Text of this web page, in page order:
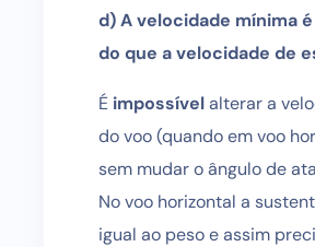
d) A velocidade mínima
do que a velocidade de
É impossívelalterar a
do voo (quando em voo
sem mudar o ângulo de
No voo horizontal a
igual ao peso e assim